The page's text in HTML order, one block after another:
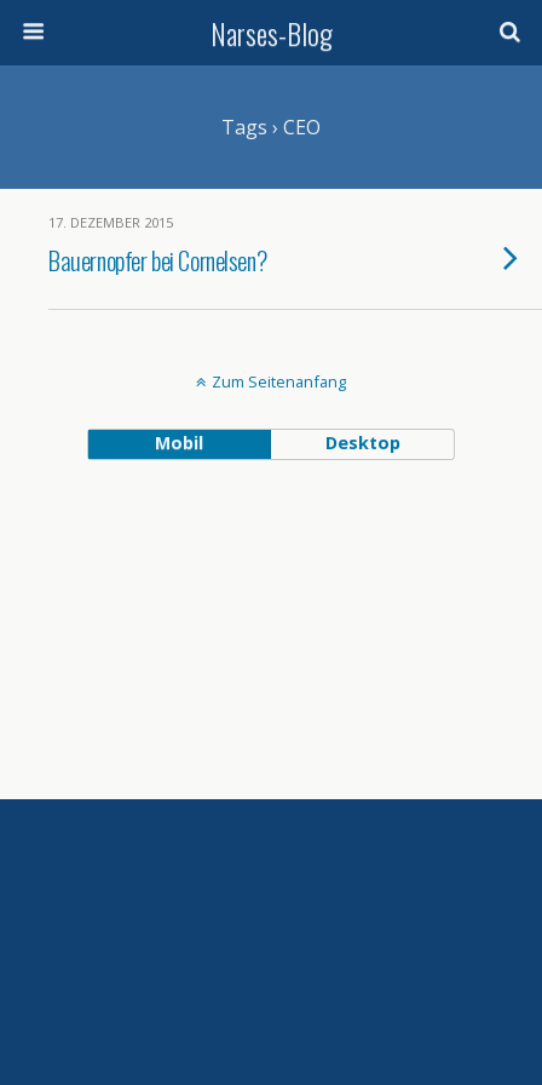
Narses-Blog
Tags › CEO
17. DEZEMBER 2015
Bauernopfer bei Cornelsen?
Zum Seitenanfang
Mobil Desktop